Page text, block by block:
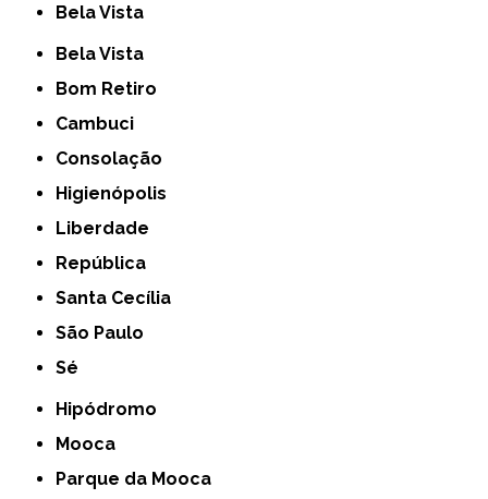
Bela Vista
Bela Vista
Bom Retiro
Cambuci
Consolação
Higienópolis
Liberdade
República
Santa Cecília
São Paulo
Sé
Hipódromo
Mooca
Parque da Mooca